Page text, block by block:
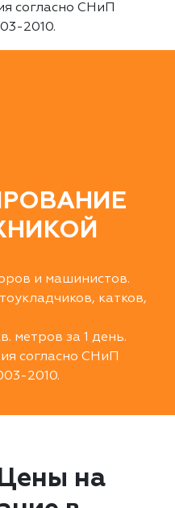
согласно СНиП
2010.
и машинистов.
катков,
метров за 1 день.
согласно СНиП
2010.
на